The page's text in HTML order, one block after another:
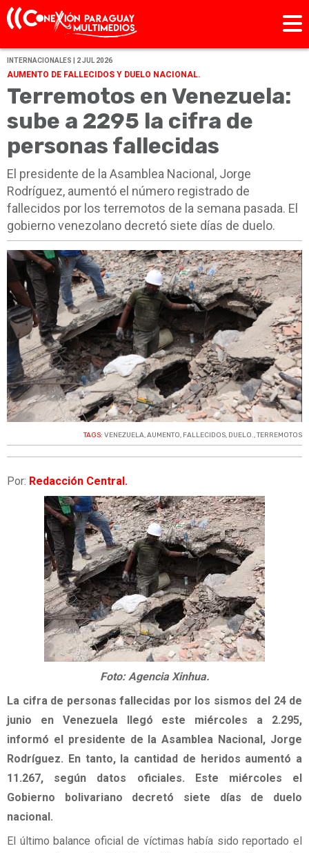
INTERNACIONALES | 2 JUL 2026
AUMENTO DE FALLECIDOS Y DUELO NACIONAL.
Terremotos en Venezuela:
sube a 2295 la cifra de
personas fallecidas
El presidente de la Asamblea Nacional, Jorge
Rodríguez, aumentó el número registrado de
fallecidos por los terremotos de la semana pasada. El
gobierno venezolano decretó siete días de duelo.
TAGS: VENEZUELA,AUMENTO, FALLECIDOS, DUELO.,TERREMOTOS
Por: Redacción Central.
Foto: Agencia Xinhua.
La cifra de personas fallecidas por los sismos del 24 de
junio en Venezuela llegó este miércoles a 2.295,
informó el presidente de la Asamblea Nacional, Jorge
Rodríguez. En tanto, la cantidad de heridos aumentó a
11.267, según datos oficiales. Este miércoles el
Gobierno bolivariano decretó siete días de duelo
nacional.
El último balance oficial de víctimas había sido reportado el